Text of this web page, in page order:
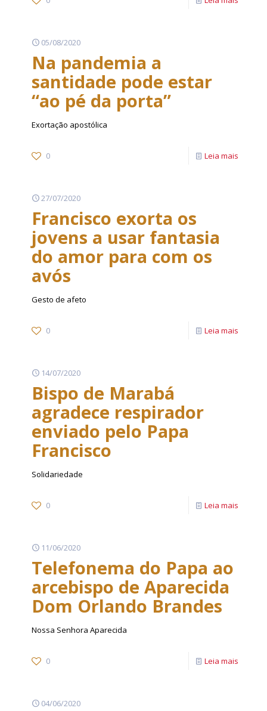
05/08/2020
Na pandemia a
santidade pode estar
“ao pé da porta”
Exortação apostólica
0 Leia mais
27/07/2020
Francisco exorta os
jovens a usar fantasia
do amor para com os
avós
Gesto de afeto
0 Leia mais
14/07/2020
Bispo de Marabá
agradece respirador
enviado pelo Papa
Francisco
Solidariedade
0 Leia mais
11/06/2020
Telefonema do Papa ao
arcebispo de Aparecida
Dom Orlando Brandes
Nossa Senhora Aparecida
0 Leia mais
04/06/2020